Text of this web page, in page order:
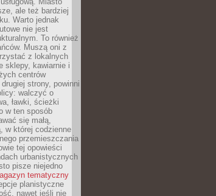
ale też bardziej
Warto jednak
nie jest
To również
Muszą oni z
z lokalnych
sklepy, kawiarnie i
centrów
strony, powinni
walczyć o
ławki, ścieżki
w ten sposób
się małą,
w której codzienne
przemieszczania
tej opowieści
urbanistycznych
pisze niejedno
tematyczny
planistyczne
nawet jeśli nie